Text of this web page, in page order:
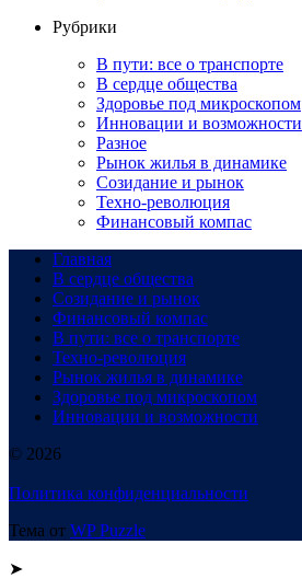
Рубрики
В пути: все о транспорте
В сердце общества
Здоровье под микроскопом
Инновации и возможности
Разное
Рынок жилья в динамике
Созидание и рынок
Техно-революция
Финансовый компас
Главная
В сердце общества
Созидание и рынок
Финансовый компас
В пути: все о транспорте
Техно-революция
Рынок жилья в динамике
Здоровье под микроскопом
Инновации и возможности
© 2026
Политика конфиденциальности
Тема от WP Puzzle
➤